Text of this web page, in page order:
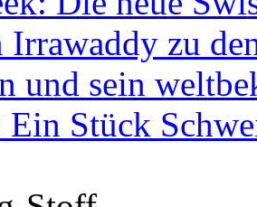
Irrawaddy zu
und sein
Ein Stück